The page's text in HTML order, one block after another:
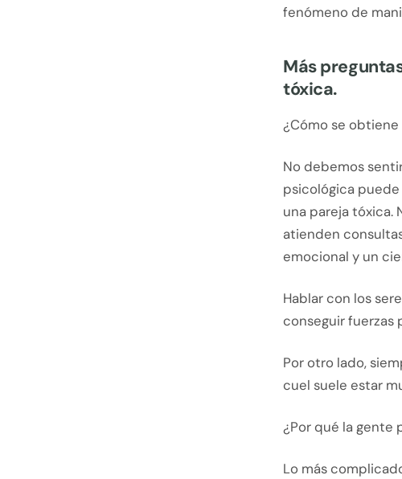
fenómeno de
Más
tóxica.
¿Cómo se
No debemos
psicológica
una pareja tóxica.
atienden
emocional y un
Hablar con los
conseguir fuerzas
Por otro lado,
cuel suele estar
¿Por qué la gente
Lo más